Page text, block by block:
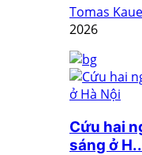
Tomas
2026
Cứu hai
sáng ở